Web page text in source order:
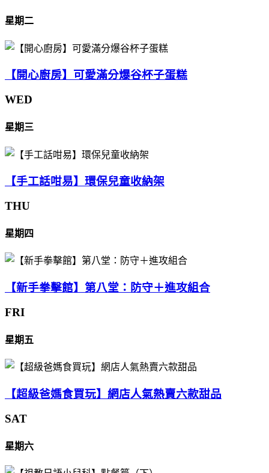
星期二
【開心廚房】可愛滿分爆谷杯子蛋糕
WED
星期三
【手工話咁易】環保兒童收納架
THU
星期四
【新手拳擊館】第八堂：防守＋進攻組合
FRI
星期五
【超級爸媽食買玩】網店人氣熱賣六款甜品
SAT
星期六